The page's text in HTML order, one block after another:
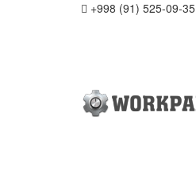
+998 (91) 525-09-35